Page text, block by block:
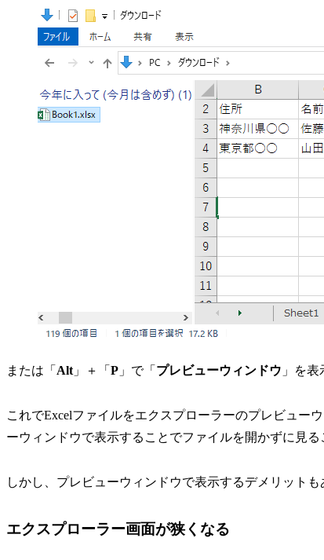
または「 Alt 」＋「 P 」で「 プレビューウィンドウ 」を表
これでExcelファイルをエクスプローラーのプレビュー
ーウィンドウで表示することでファイルを開かずに見
しかし、プレビューウィンドウで表示するデメリットも
エクスプローラー画面が狭くなる